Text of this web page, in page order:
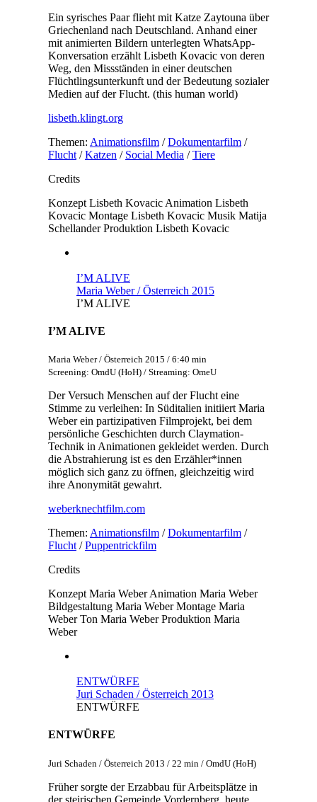
Ein syrisches Paar flieht mit Katze Zaytouna über
Griechenland nach Deutschland. Anhand einer
mit animierten Bildern unterlegten WhatsApp-
Konversation erzählt Lisbeth Kovacic von deren
Weg, den Missständen in einer deutschen
Flüchtlingsunterkunft und der Bedeutung sozialer
Medien auf der Flucht. (this human world)
lisbeth.klingt.org
Themen: Animationsfilm/Dokumentarfilm/
Flucht/Katzen / Social Media /Tiere
Credits
Konzept Lisbeth Kovacic Animation Lisbeth
Kovacic Montage Lisbeth Kovacic Musik Matija
Schellander Produktion Lisbeth Kovacic
I’M ALIVE
Maria Weber / Österreich 2015
I’M ALIVE
I’M ALIVE
Maria Weber / Österreich 2015 / 6:40 min
Screening: OmdU (HoH) / Streaming: OmeU
Der Versuch Menschen auf der Flucht eine
Stimme zu verleihen: In Süditalien initiiert Maria
Weber ein partizipativen Filmprojekt, bei dem
persönliche Geschichten durch Claymation-
Technik in Animationen gekleidet werden. Durch
die Abstrahierung ist es den Erzähler*innen
möglich sich ganz zu öffnen, gleichzeitig wird
ihre Anonymität gewahrt.
weberknechtfilm.com
Themen: Animationsfilm/Dokumentarfilm/
Flucht/Puppentrickfilm
Credits
Konzept Maria Weber Animation Maria Weber
Bildgestaltung Maria Weber Montage Maria
Weber Ton Maria Weber Produktion Maria
Weber
ENTWÜRFE
Juri Schaden / Österreich 2013
ENTWÜRFE
ENTWÜRFE
Juri Schaden / Österreich 2013 / 22 min / OmdU (HoH)
Früher sorgte der Erzabbau für Arbeitsplätze in
der steirischen Gemeinde Vordernberg, heute